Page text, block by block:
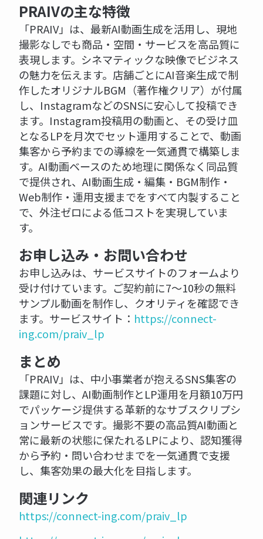
PRAIVの主な特徴
「PRAIV」は、最新AI動画生成を活用し、現地
撮影なしでも商品・空間・サービスを高品質に
表現します。シネマティックな映像でビジネス
の魅力を伝えます。店舗ごとにAI音楽生成で制
作したオリジナルBGM（著作権クリア）が付属
し、InstagramなどのSNSに安心して投稿でき
ます。Instagram投稿用の動画と、その受け皿
となるLPを月次でセット運用することで、動画
集客から予約までの導線を一気通貫で構築しま
す。AI動画ベースのため地理に関係なく同品質
で提供され、AI動画生成・編集・BGM制作・
Web制作・運用支援までをすべて内製すること
で、外注ゼロによる低コストを実現していま
す。
お申し込み・お問い合わせ
お申し込みは、サービスサイトのフォームより
受け付けています。ご契約前に7〜10秒の無料
サンプル動画を制作し、クオリティを確認でき
ます。サービスサイト： https://connect-
ing.com/praiv_lp
まとめ
「PRAIV」は、中小事業者が抱えるSNS集客の
課題に対し、AI動画制作とLP運用を月額10万円
でパッケージ提供する革新的なサブスクリプシ
ョンサービスです。撮影不要の高品質AI動画と
常に最新の状態に保たれるLPにより、認知獲得
から予約・問い合わせまでを一気通貫で支援
し、集客効果の最大化を目指します。
関連リンク
https://connect-ing.com/praiv_lp